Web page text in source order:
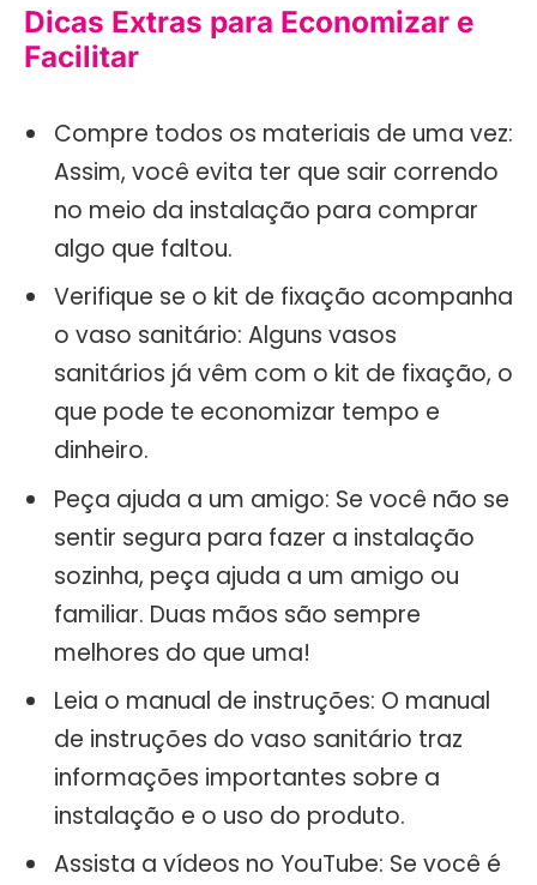
Dicas Extras para Economizar e
Facilitar
Compre todos os materiais de uma vez:
Assim, você evita ter que sair correndo
no meio da instalação para comprar
algo que faltou.
Verifique se o kit de fixação acompanha
o vaso sanitário: Alguns vasos
sanitários já vêm com o kit de fixação, o
que pode te economizar tempo e
dinheiro.
Peça ajuda a um amigo: Se você não se
sentir segura para fazer a instalação
sozinha, peça ajuda a um amigo ou
familiar. Duas mãos são sempre
melhores do que uma!
Leia o manual de instruções: O manual
de instruções do vaso sanitário traz
informações importantes sobre a
instalação e o uso do produto.
Assista a vídeos no YouTube: Se você é